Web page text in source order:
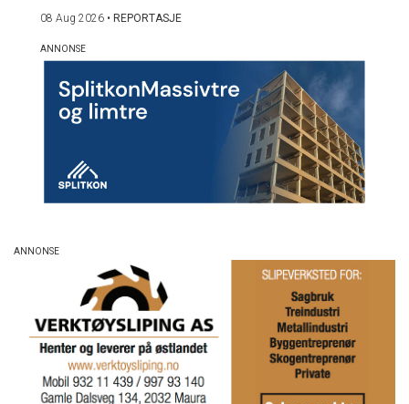
08 Aug 2026 • REPORTASJE